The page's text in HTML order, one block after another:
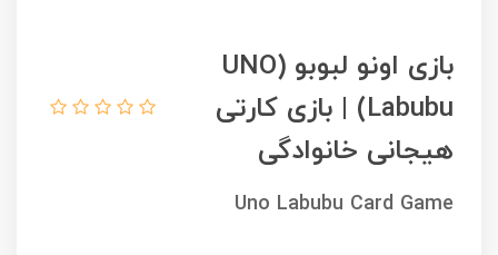
بازی اونو لبوبو (UNO
Labubu) | بازی کارتی
هیجانی خانوادگی
Uno Labubu Card Game